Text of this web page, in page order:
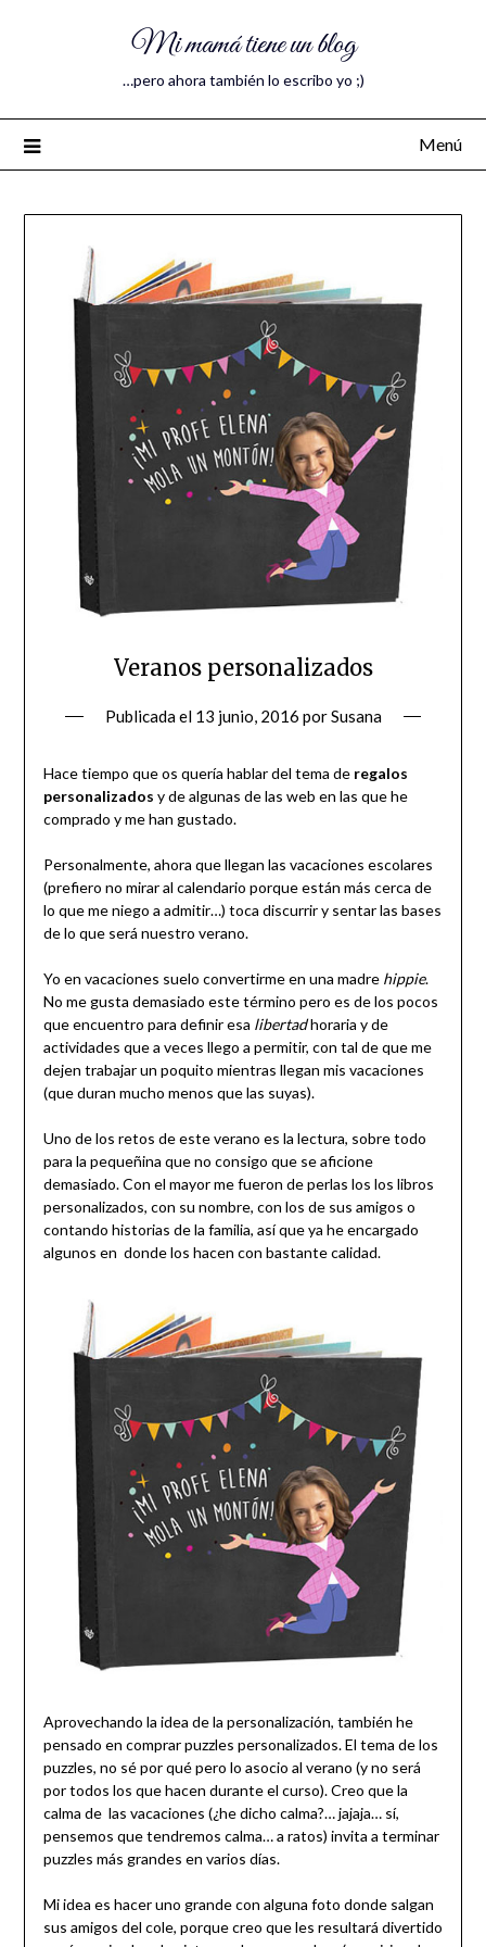
Mi mamá tiene un blog
…pero ahora también lo escribo yo ;)
Menú
Veranos personalizados
Publicada el 13 junio, 2016 porSusana
Hace tiempo que os quería hablar del tema de regalos
personalizados y de algunas de las web en las que he
comprado y me han gustado.
Personalmente, ahora que llegan las vacaciones escolares
(prefiero no mirar al calendario porque están más cerca de
lo que me niego a admitir…) toca discurrir y sentar las bases
de lo que será nuestro verano.
Yo en vacaciones suelo convertirme en una madre hippie.
No me gusta demasiado este término pero es de los pocos
que encuentro para definir esa libertadhoraria y de
actividades que a veces llego a permitir, con tal de que me
dejen trabajar un poquito mientras llegan mis vacaciones
(que duran mucho menos que las suyas).
Uno de los retos de este verano es la lectura, sobre todo
para la pequeñina que no consigo que se aficione
demasiado. Con el mayor me fueron de perlas los los libros
personalizados, con su nombre, con los de sus amigos o
contando historias de la familia, así que ya he encargado
algunos en donde los hacen con bastante calidad.
Aprovechando la idea de la personalización, también he
pensado en comprar puzzles personalizados. El tema de los
puzzles, no sé por qué pero lo asocio al verano (y no será
por todos los que hacen durante el curso). Creo que la
calma de las vacaciones (¿he dicho calma?… jajaja… sí,
pensemos que tendremos calma… a ratos) invita a terminar
puzzles más grandes en varios días.
Mi idea es hacer uno grande con alguna foto donde salgan
sus amigos del cole, porque creo que les resultará divertido